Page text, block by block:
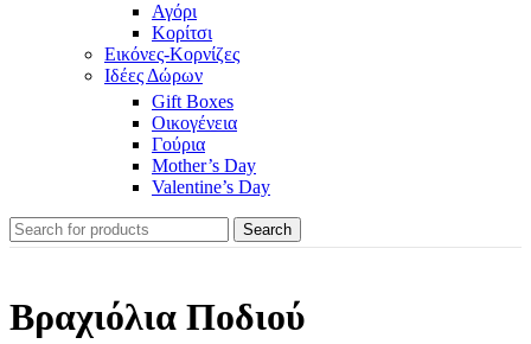
Αγόρι
Κορίτσι
Εικόνες-Κορνίζες
Ιδέες Δώρων
Gift Boxes
Οικογένεια
Γούρια
Mother’s Day
Valentine’s Day
Search
Βραχιόλια Ποδιού